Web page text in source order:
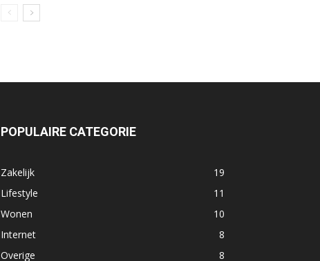
POPULAIRE CATEGORIE
Zakelijk
19
Lifestyle
11
Wonen
10
Internet
8
Overige
8